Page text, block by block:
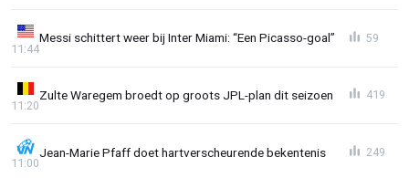
Messi schittert weer bij Inter Miami: “Een Picasso-goal”
11:44
59
Zulte Waregem broedt op groots JPL-plan dit seizoen
11:20
419
Jean-Marie Pfaff doet hartverscheurende bekentenis
11:00
249